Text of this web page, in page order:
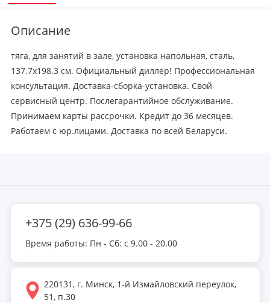
Описание
тяга, для занятий в зале, установка напольная, сталь,
137.7x198.3 см. Официальный диллер! Профессиональная
консультация. Доставка-сборка-установка. Свой
сервисный центр. Послегарантийное обслуживание.
Принимаем карты рассрочки. Кредит до 36 месяцев.
Работаем с юр.лицами. Доставка по всей Беларуси.
+375 (29) 636-99-66
Время работы: Пн - Сб: с 9.00 - 20.00
220131, г. Минск, 1-й Измайловский переулок,
51, п.30